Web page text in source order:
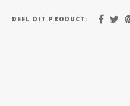
DEEL DIT PRODUCT: